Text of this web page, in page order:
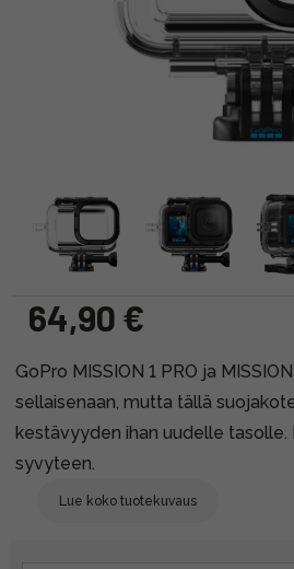
64,90 €
GoPro MISSION 1 PRO ja
sellaisenaan, mutta tällä
kestävyyden ihan uudelle
syvyteen.
Lue koko tuotekuvaus